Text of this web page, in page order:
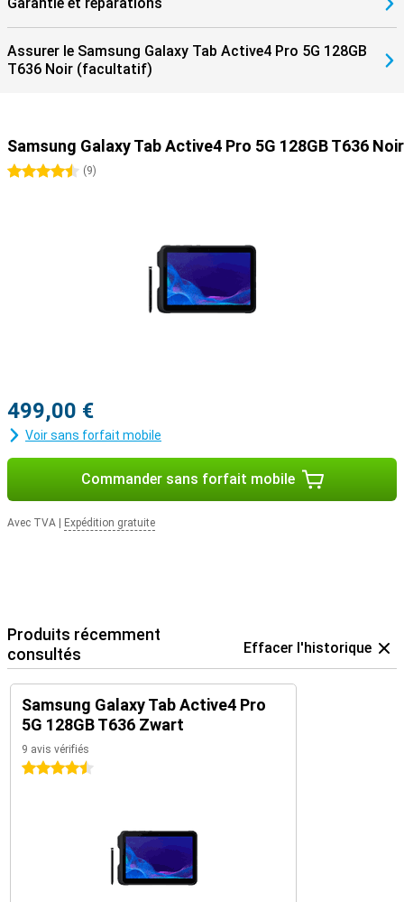
Assurer le Samsung Galaxy Tab Active4 Pro 5G 128GB
T636 Noir (facultatif)
Samsung Galaxy Tab Active4 Pro 5G 128GB T636 Noir
4.5 étoiles
(9)
499,00 €
Voir sans forfait mobile
Commander sans forfait mobile
Avec TVA Expédition gratuite
Produits récemment
consultés
Effacer l'historique
Samsung Galaxy Tab Active4 Pro
5G 128GB T636 Zwart
9 avis vérifiés
4.5 étoiles